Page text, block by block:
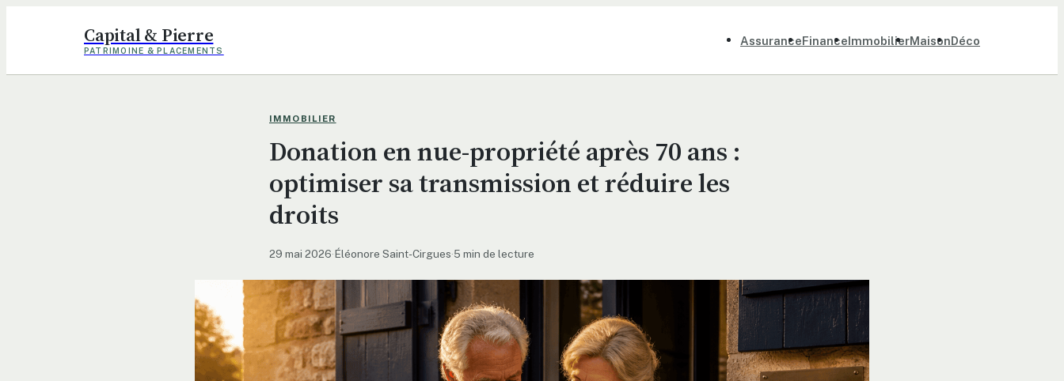
Capital & Pierre
PATRIMOINE & PLACEMENTS
AssuranceFinanceImmobilierMaisonDéco
IMMOBILIER
Donation en nue-propriété après 70 ans :
optimiser sa transmission et réduire les
droits
29 mai 2026·Éléonore Saint-Cirgues·5 min de lecture